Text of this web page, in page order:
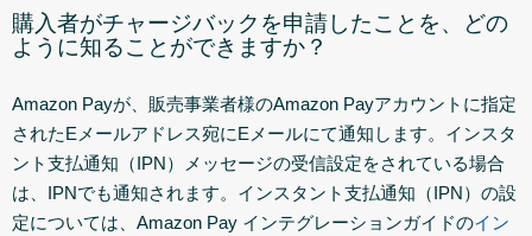
購入者がチャージバックを申請したことを、どの
ように知ることができますか？
Amazon Payが、販売事業者様のAmazon Payアカウントに指定
されたEメールアドレス宛にEメールにて通知します。インスタ
ント支払通知（IPN）メッセージの受信設定をされている場合
は、IPNでも通知されます。インスタント支払通知（IPN）の設
定については、Amazon Pay インテグレーションガイドのイン